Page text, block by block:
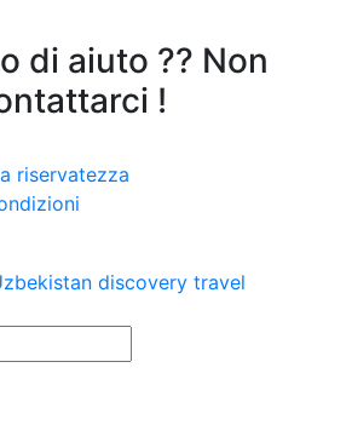
di aiuto ?? Non
!
riservatezza